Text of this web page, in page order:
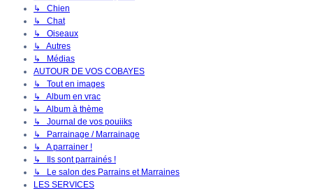
↳ Chien
↳ Chat
↳ Oiseaux
↳ Autres
↳ Médias
AUTOUR DE VOS COBAYES
↳ Tout en images
↳ Album en vrac
↳ Album à thème
↳ Journal de vos pouiiks
↳ Parrainage / Marrainage
↳ A parrainer !
↳ Ils sont parrainés !
↳ Le salon des Parrains et Marraines
LES SERVICES